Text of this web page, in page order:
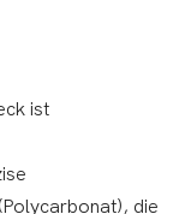
ist
die